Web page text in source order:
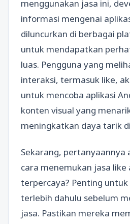
menggunakan jasa ini,
informasi mengenai
diluncurkan di berbagai
untuk mendapatkan
luas. Pengguna yang
interaksi, termasuk like,
untuk mencoba aplikasi
konten visual yang
meningkatkan daya tarik
Sekarang, pertanyaannya
cara menemukan jasa like
terpercaya? Penting
terlebih dahulu sebelum
jasa. Pastikan mereka